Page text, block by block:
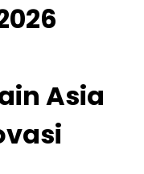
Asia